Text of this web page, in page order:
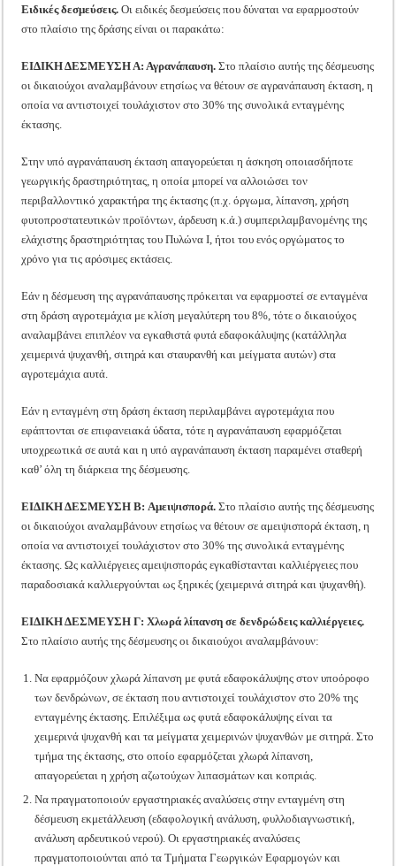
Ειδικές δεσμεύσεις. Οι ειδικές δεσμεύσεις που δύναται να εφαρμοστούν
στο πλαίσιο της δράσης είναι οι παρακάτω:
ΕΙΔΙΚΗ ΔΕΣΜΕΥΣΗ Α: Αγρανάπαυση. Στο πλαίσιο αυτής της δέσμευσης
οι δικαιούχοι αναλαμβάνουν ετησίως να θέτουν σε αγρανάπαυση έκταση, η
οποία να αντιστοιχεί τουλάχιστον στο 30% της συνολικά ενταγμένης
έκτασης.
Στην υπό αγρανάπαυση έκταση απαγορεύεται η άσκηση οποιασδήποτε
γεωργικής δραστηριότητας, η οποία μπορεί να αλλοιώσει τον
περιβαλλοντικό χαρακτήρα της έκτασης (π.χ. όργωμα, λίπανση, χρήση
φυτοπροστατευτικών προϊόντων, άρδευση κ.ά.) συμπεριλαμβανομένης της
ελάχιστης δραστηριότητας του Πυλώνα I, ήτοι του ενός οργώματος το
χρόνο για τις αρόσιμες εκτάσεις.
Εάν η δέσμευση της αγρανάπαυσης πρόκειται να εφαρμοστεί σε ενταγμένα
στη δράση αγροτεμάχια με κλίση μεγαλύτερη του 8%, τότε ο δικαιούχος
αναλαμβάνει επιπλέον να εγκαθιστά φυτά εδαφοκάλυψης (κατάλληλα
χειμερινά ψυχανθή, σιτηρά και σταυρανθή και μείγματα αυτών) στα
αγροτεμάχια αυτά.
Εάν η ενταγμένη στη δράση έκταση περιλαμβάνει αγροτεμάχια που
εφάπτονται σε επιφανειακά ύδατα, τότε η αγρανάπαυση εφαρμόζεται
υποχρεωτικά σε αυτά και η υπό αγρανάπαυση έκταση παραμένει σταθερή
καθ’ όλη τη διάρκεια της δέσμευσης.
ΕΙΔΙΚΗ ΔΕΣΜΕΥΣΗ B: Αμειψισπορά. Στο πλαίσιο αυτής της δέσμευσης
οι δικαιούχοι αναλαμβάνουν ετησίως να θέτουν σε αμειψισπορά έκταση, η
οποία να αντιστοιχεί τουλάχιστον στο 30% της συνολικά ενταγμένης
έκτασης. Ως καλλιέργειες αμειψισποράς εγκαθίστανται καλλιέργειες που
παραδοσιακά καλλιεργούνται ως ξηρικές (χειμερινά σιτηρά και ψυχανθή).
ΕΙΔΙΚΗ ΔΕΣΜΕΥΣΗ Γ: Χλωρά λίπανση σε δενδρώδεις καλλιέργειες.
Στο πλαίσιο αυτής της δέσμευσης οι δικαιούχοι αναλαμβάνουν:
Να εφαρμόζουν χλωρά λίπανση με φυτά εδαφοκάλυψης στον υποόροφο
των δενδρώνων, σε έκταση που αντιστοιχεί τουλάχιστον στο 20% της
ενταγμένης έκτασης. Επιλέξιμα ως φυτά εδαφοκάλυψης είναι τα
χειμερινά ψυχανθή και τα μείγματα χειμερινών ψυχανθών με σιτηρά. Στο
τμήμα της έκτασης, στο οποίο εφαρμόζεται χλωρά λίπανση,
απαγορεύεται η χρήση αζωτούχων λιπασμάτων και κοπριάς.
Να πραγματοποιούν εργαστηριακές αναλύσεις στην ενταγμένη στη
δέσμευση εκμετάλλευση (εδαφολογική ανάλυση, φυλλοδιαγνωστική,
ανάλυση αρδευτικού νερού). Οι εργαστηριακές αναλύσεις
πραγματοποιούνται από τα Τμήματα Γεωργικών Εφαρμογών και